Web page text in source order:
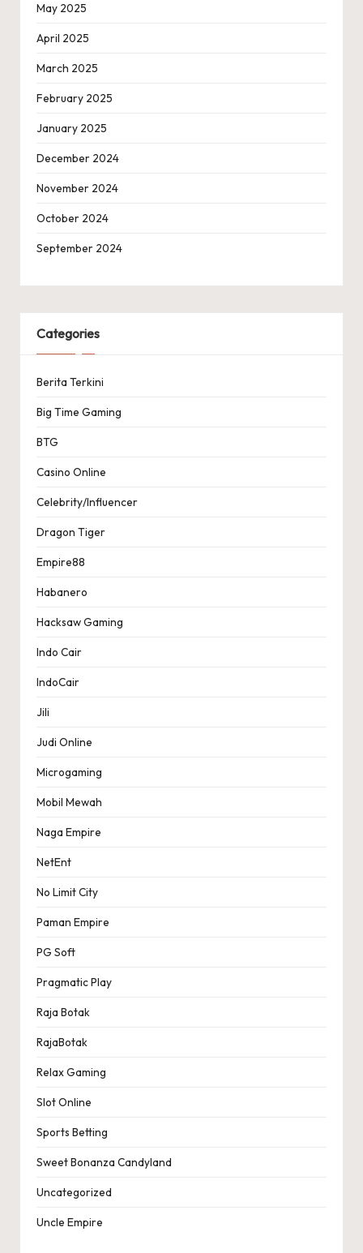
May 2025
April 2025
March 2025
February 2025
January 2025
December 2024
November 2024
October 2024
September 2024
Categories
Berita Terkini
Big Time Gaming
BTG
Casino Online
Celebrity/Influencer
Dragon Tiger
Empire88
Habanero
Hacksaw Gaming
Indo Cair
IndoCair
Jili
Judi Online
Microgaming
Mobil Mewah
Naga Empire
NetEnt
No Limit City
Paman Empire
PG Soft
Pragmatic Play
Raja Botak
RajaBotak
Relax Gaming
Slot Online
Sports Betting
Sweet Bonanza Candyland
Uncategorized
Uncle Empire